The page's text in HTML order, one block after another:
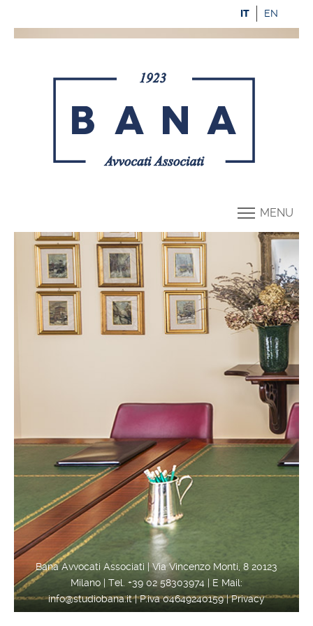
EN
IT
MENU
Bana Avvocati Associati | Via Vincenzo Monti, 8 20123
Milano | Tel. +39 02 58303974 | E Mail:
info@studiobana.it | P.iva 04649240159 |Privacy